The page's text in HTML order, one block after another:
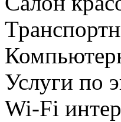
Услуги по
Wi-Fi